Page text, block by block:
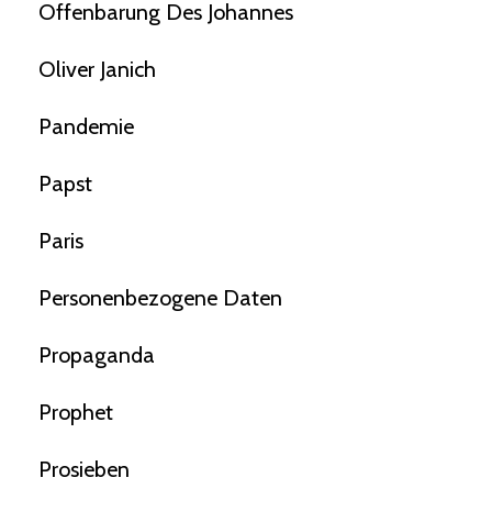
Offenbarung Des Johannes
Oliver Janich
Pandemie
Papst
Paris
Personenbezogene Daten
Propaganda
Prophet
Prosieben